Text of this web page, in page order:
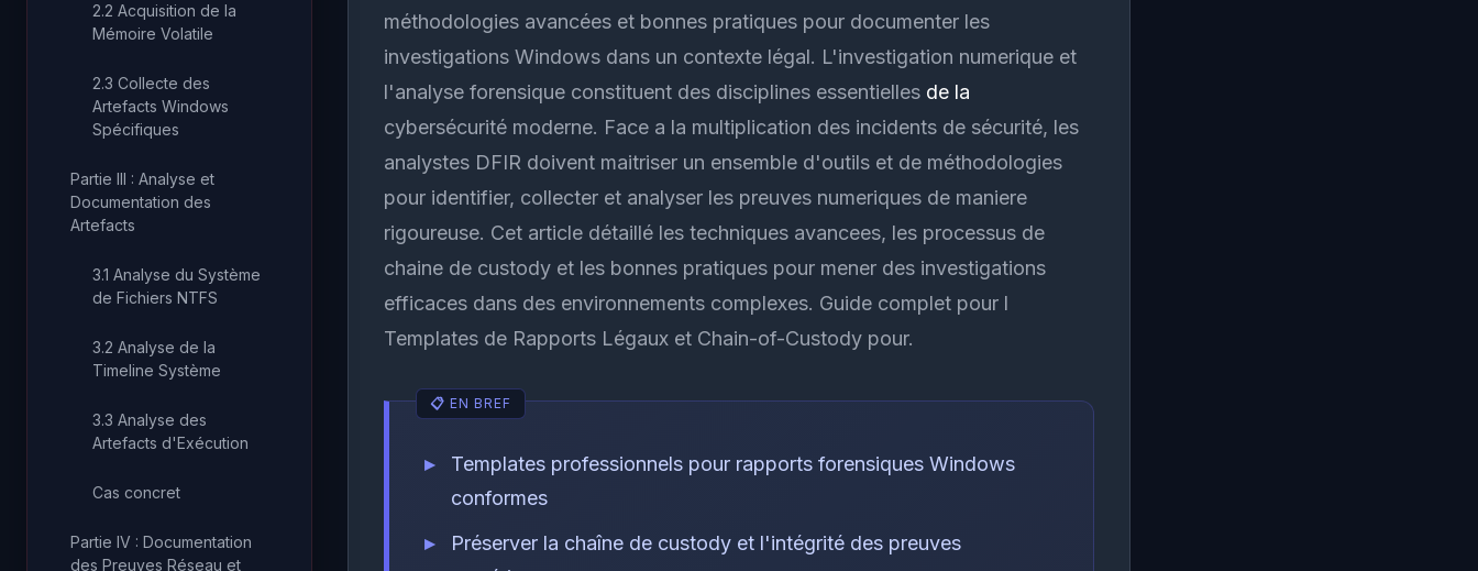
2.2 Acquisition de la
Mémoire Volatile
2.3 Collecte des
Artefacts Windows
Spécifiques
Partie III : Analyse et
Documentation des
Artefacts
3.1 Analyse du Système
de Fichiers NTFS
3.2 Analyse de la
Timeline Système
3.3 Analyse des
Artefacts d'Exécution
Cas concret
Partie IV : Documentation
des Preuves Réseau et
méthodologies avancées et bonnes pratiques pour documenter les
investigations Windows dans un contexte légal. L'investigation numerique et
l'analyse forensique constituent des disciplines essentielles de la
cybersécurité moderne. Face a la multiplication des incidents de sécurité, les
analystes DFIR doivent maitriser un ensemble d'outils et de méthodologies
pour identifier, collecter et analyser les preuves numeriques de maniere
rigoureuse. Cet article détaillé les techniques avancees, les processus de
chaine de custody et les bonnes pratiques pour mener des investigations
efficaces dans des environnements complexes. Guide complet pour l
Templates de Rapports Légaux et Chain-of-Custody pour.
Templates professionnels pour rapports forensiques Windows
conformes
Préserver la chaîne de custody et l'intégrité des preuves